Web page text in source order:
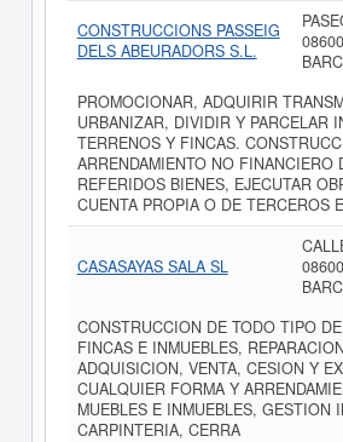
CONSTRUCCIONS PASSEIG
DELS ABEURADORS S.L.
PROMOCIONAR, ADQUIRIR
URBANIZAR, DIVIDIR Y PARCELAR
TERRENOS Y FINCAS.
ARRENDAMIENTO NO FINANCIERO
REFERIDOS BIENES, EJECUTAR
CUENTA PROPIA O DE TERCEROS
CASASAYAS SALA SL
CONSTRUCCION DE TODO TIPO
FINCAS E INMUEBLES,
ADQUISICION, VENTA, CESION Y
CUALQUIER FORMA Y
MUEBLES E INMUEBLES, GESTION
CARPINTERIA, CERRA